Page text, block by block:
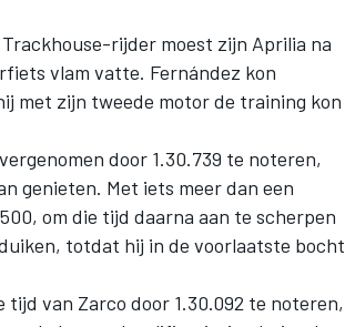
rijder moest zijn Aprilia na
vlam vatte. Fernández kon
met zijn tweede motor de training kon
door 1.30.739 te noteren,
genieten. Met iets meer dan een
om die tijd daarna aan te scherpen
totdat hij in de voorlaatste bocht
van Zarco door 1.30.092 te noteren,